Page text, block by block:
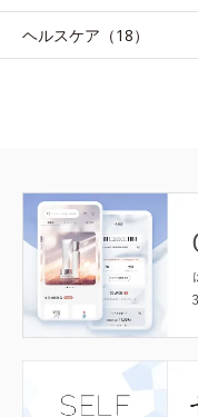
ヘルスケア（18）